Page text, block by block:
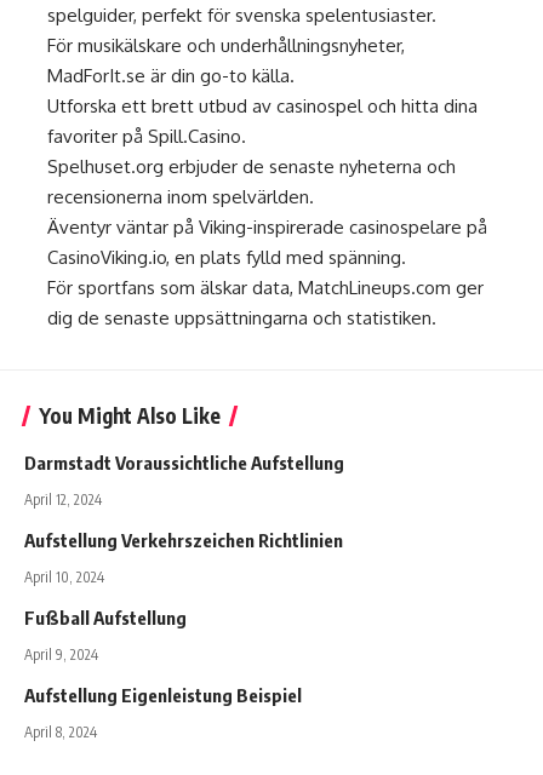
spelguider, perfekt för svenska spelentusiaster.
För musikälskare och underhållningsnyheter,
MadForIt.se är din go-to källa.
Utforska ett brett utbud av casinospel och hitta dina
favoriter på Spill.Casino.
Spelhuset.org erbjuder de senaste nyheterna och
recensionerna inom spelvärlden.
Äventyr väntar på Viking-inspirerade casinospelare på
CasinoViking.io, en plats fylld med spänning.
För sportfans som älskar data, MatchLineups.com ger
dig de senaste uppsättningarna och statistiken.
You Might Also Like
Darmstadt Voraussichtliche Aufstellung
April 12, 2024
Aufstellung Verkehrszeichen Richtlinien
April 10, 2024
Fußball Aufstellung
April 9, 2024
Aufstellung Eigenleistung Beispiel
April 8, 2024